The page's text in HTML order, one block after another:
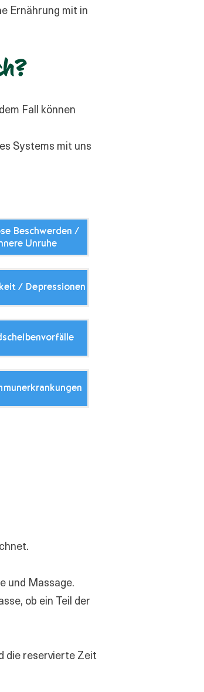
Ernährung mit in
Fall können
Systems mit uns
Beschwerden /
Unruhe
/ Depressionen
und Massage.
ob ein Teil der
die reservierte Zeit